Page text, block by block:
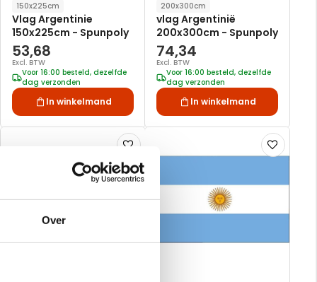
Over
150x225cm
Vlag Argentinie
150x225cm - Spunpoly
53,68
Excl. BTW
Voor 16:00 besteld, dezelfde
dag verzonden
In winkelmand
200x300cm
vlag Argentinië
200x300cm - Spunpoly
74,34
Excl. BTW
Voor 16:00 besteld, dezelfde
dag verzonden
In winkelmand
Voeg
aan
verlanglijst
Voeg
toe
verlanglijst